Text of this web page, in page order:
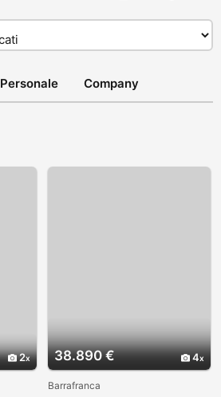
Personale Company
2 38.890 € 4
Barrafranca